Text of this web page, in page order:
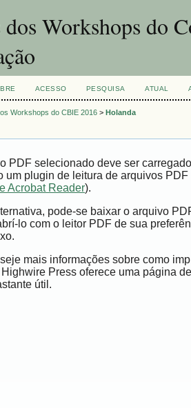
Workshops do
ACESSO PESQUISA ATUAL
Workshops do CBIE 2016 > Holanda
PDF selecionado deve ser
um plugin de leitura de arquivos
Acrobat Reader).
pode-se baixar o arquivo
lo com o leitor PDF de sua
mais informações sobre como
Highwire Press oferece uma página
útil.